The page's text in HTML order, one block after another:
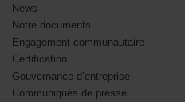
News
Notre documents
Engagement communautaire
Certification
Gouvernance d’entreprise
Communiqués de presse